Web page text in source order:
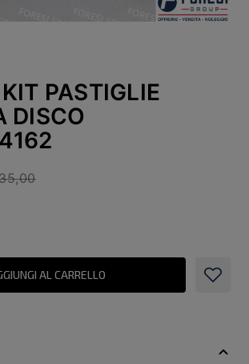
PASTIGLIE
DISCO
AL CARRELLO